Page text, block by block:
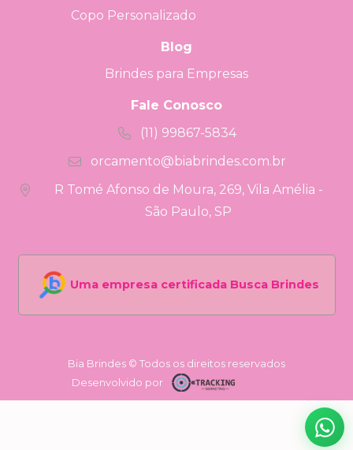
Copo Personalizado
Blog
Brindes para Empresas
Fale Conosco
(11) 99867-5834
orcamento@biabrindes.com.br
R Tomé Afonso de Moura, 269, Vila Amélia -
São Paulo, SP
Uma empresa certificada Busca Brindes
Bia Brindes © Todos os direitos reservados
Desenvolvido por